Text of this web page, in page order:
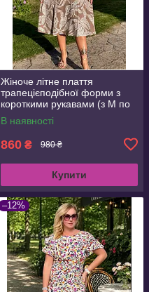
Жіноче літне плаття
трапецієподібної форми з
короткими рукавами (з M по
3XL)
В наявності
860 ₴ 980 ₴
Купити
–12%